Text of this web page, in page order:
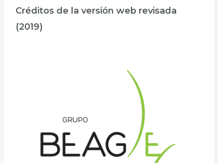
Créditos de la versión web revisada
(2019)